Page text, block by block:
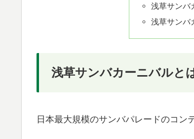
浅草サンバ
浅草サンバ
浅草サンバカーニバルと
日本最大規模のサンバパレードのコン